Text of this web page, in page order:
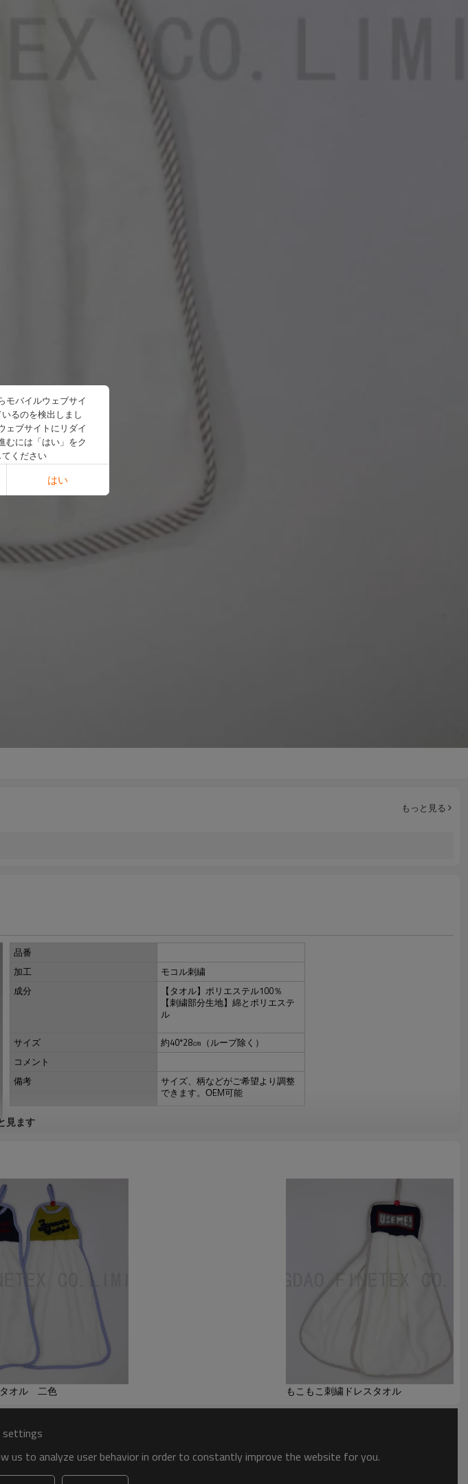
もっと見る
品番
加工
モコル刺繍
成分
【タオル】ポリエステル100％
【刺繍部分生地】 綿とポリエステ
ル
サイズ
約40*28㎝（ループ除く）
コメント
備考
サイズ、柄などがご希望より調整
できます。ОEM可能
見ます
タオル 二色 もこもこ刺繍ドレスタオル
settings
us to analyze user behavior in order to constantly improve the website for you.
モバイルウェブサイ
るのを検出しまし
ェブサイトにリダイ
むには「はい」をク
てください
はい